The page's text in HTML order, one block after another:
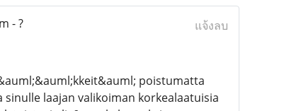
- ?
แจ้งลบ
poistumatta
laajan valikoiman korkealaatuisia